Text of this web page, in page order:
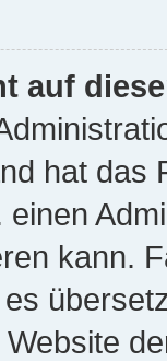
auf
hat das
kann.